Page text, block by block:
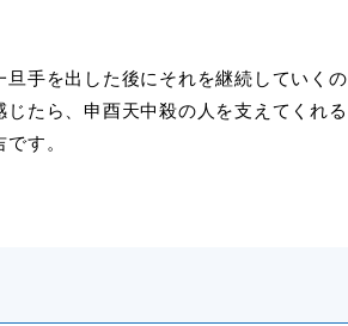
手を出した後にそれを継続していくの
たら、申酉天中殺の人を支えてくれる
す。